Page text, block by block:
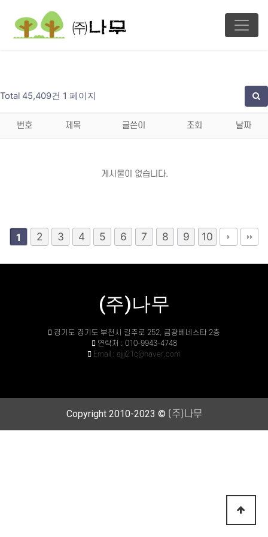
Total 45,409건 1 페이지
번호 제목 글쓴이 조회 날짜
게시물이 없습니다.
1 2 3 4 5 6 7 8 9 10
(주)나무
경기도 경기도 부천시 길주로 252, 금광베네스타 2층
연락처 : 010-9943-4748
Email : ajjji21c@naver.com
Copyright 2010-2023 © (주)나무